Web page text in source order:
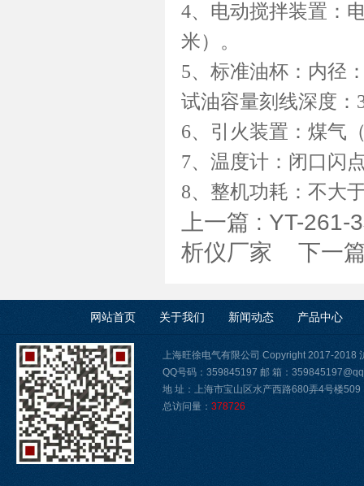
4、电动搅拌装置：
米）。
5、标准油杯：内径
试油容量刻线深度：
6、引火装置：煤气
7、温度计：闭口闪
8、整机功耗：不大
上一篇 : YT-261-
析仪厂家 下一
网站首页 关于我们 新闻动态 产品中心
上海旺徐电气有限公司 Copyright 2017-2018
QQ号码：359845197 邮 箱：
地 址：上海市宝山区水产西路680弄4号楼509
总访问量： 378726